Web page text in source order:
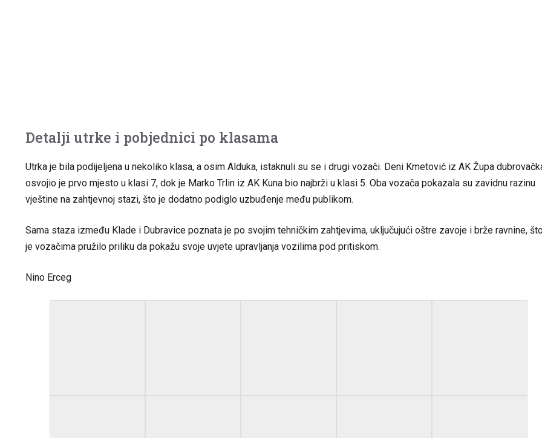
Detalji utrke i pobjednici po klasama
Utrka je bila podijeljena u nekoliko klasa, a osim Alduka, istaknuli su se i drugi vozači. Deni Kmetović iz AK Župa
osvojio je prvo mjesto u klasi 7, dok je Marko Trlin iz AK Kuna bio najbrži u klasi 5. Oba vozača pokazala su zavidnu razinu
vještine na zahtjevnoj stazi, što je dodatno podiglo uzbuđenje među publikom.
Sama staza između Klade i Dubravice poznata je po svojim tehničkim zahtjevima, uključujući oštre zavoje i brže ravnine,
je vozačima pružilo priliku da pokažu svoje uvjete upravljanja vozilima pod pritiskom.
Nino Erceg